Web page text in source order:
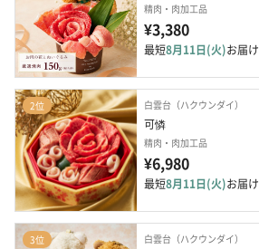
精肉・肉加工品
¥3,380
最短8月11日(火)お届け
2位 白雲台（ハクウンダイ）
可憐
精肉・肉加工品
¥6,980
最短8月11日(火)お届け
3位 白雲台（ハクウンダイ）